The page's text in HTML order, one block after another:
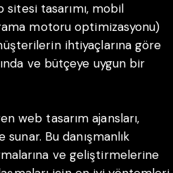
tasarımı, mobil
motoru optimizasyonu)
ihtiyaçlarına göre
ve bütçeye uygun bir
web tasarım ajansları,
Bu danışmanlık
ve geliştirmelerine